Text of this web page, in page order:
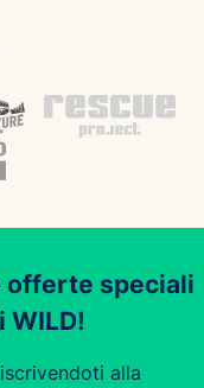
offerte speciali
WILD!
alla